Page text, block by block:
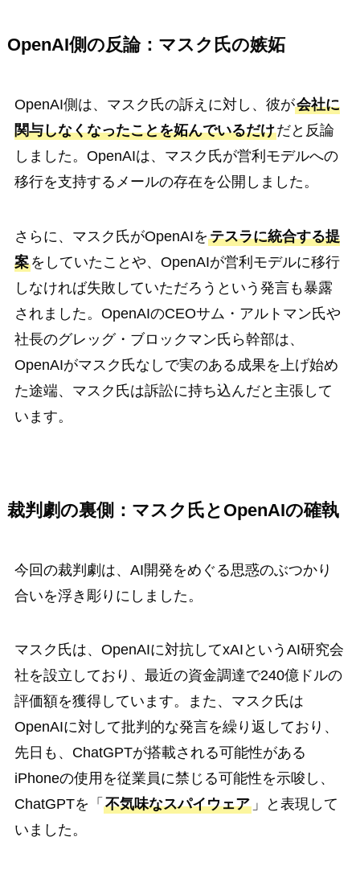
OpenAI側の反論：マスク氏の嫉妬
OpenAI側は、マスク氏の訴えに対し、彼が会社に
関与しなくなったことを妬んでいるだけだと反論
しました。OpenAIは、マスク氏が営利モデルへの
移行を支持するメールの存在を公開しました。
さらに、マスク氏がOpenAIをテスラに統合する提
案をしていたことや、OpenAIが営利モデルに移行
しなければ失敗していただろうという発言も暴露
されました。OpenAIのCEOサム・アルトマン氏や
社長のグレッグ・ブロックマン氏ら幹部は、
OpenAIがマスク氏なしで実のある成果を上げ始め
た途端、マスク氏は訴訟に持ち込んだと主張して
います。
裁判劇の裏側：マスク氏とOpenAIの確執
今回の裁判劇は、AI開発をめぐる思惑のぶつかり
合いを浮き彫りにしました。
マスク氏は、OpenAIに対抗してxAIというAI研究会
社を設立しており、最近の資金調達で240億ドルの
評価額を獲得しています。また、マスク氏は
OpenAIに対して批判的な発言を繰り返しており、
先日も、ChatGPTが搭載される可能性がある
iPhoneの使用を従業員に禁じる可能性を示唆し、
ChatGPTを「 不気味なスパイウェア」と表現して
いました。